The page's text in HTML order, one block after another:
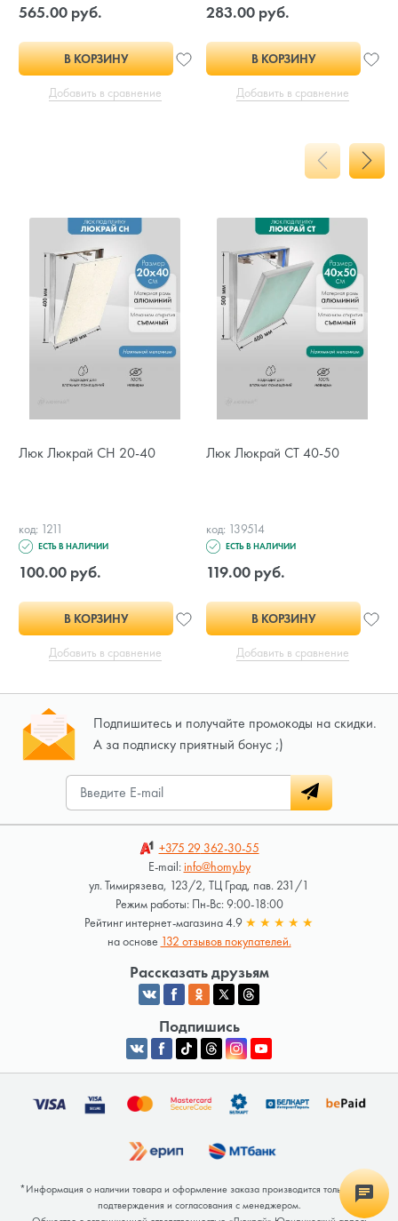
565.00 руб.
В КОРЗИНУ
Добавить в сравнение
283.00 руб.
В КОРЗИНУ
Добавить в сравнение
Люк Люкрай СН 20-40
код: 1211
ЕСТЬ В НАЛИЧИИ
100.00 руб.
В КОРЗИНУ
Добавить в сравнение
Люк Люкрай СТ 40-50
код: 139514
ЕСТЬ В НАЛИЧИИ
119.00 руб.
В КОРЗИНУ
Добавить в сравнение
Подпишитесь и получайте промокоды на скидки.
А за подписку приятный бонус ;)
+375 29362-30-55
E-mail:info@homy.by
ул. Тимирязева, 123/2, ТЦ Град, пав. 231/1
Режим работы: Пн-Вс: 9:00-18:00
Рейтинг интернет-магазина 4.9 ★ ★ ★ ★ ★
на основе 132 отзывов покупателей.
Рассказать друзьям
Подпишись
*Информация о наличии товара и оформление заказа производится только после
подтверждения и согласования с менеджером.